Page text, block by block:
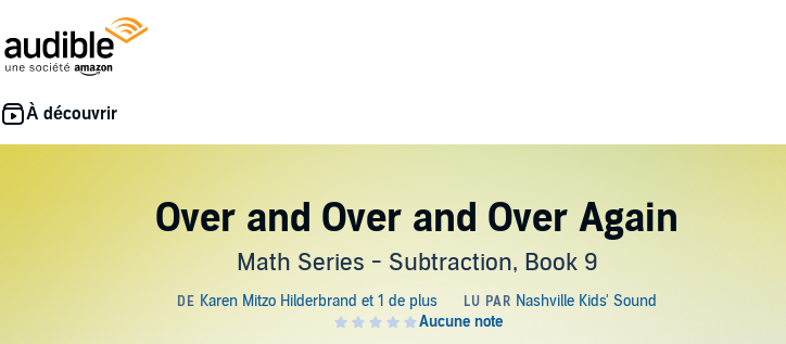
Over and Over and Over Again
Math Series - Subtraction, Book 9